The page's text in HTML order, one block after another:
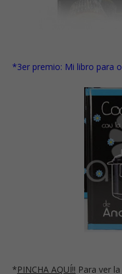
*3er premio: Mi libro para
*PINCHA AQUÍ!! Para ver la